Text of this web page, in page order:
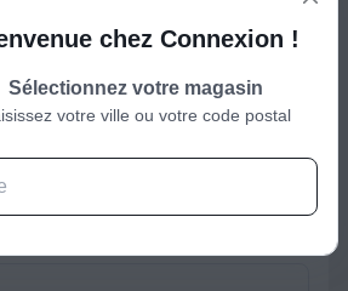
chez Connexion !
Sélectionnez votre magasin
votre ville ou votre code postal